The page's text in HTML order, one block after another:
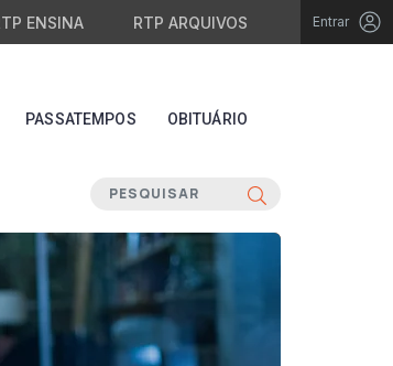
ENSINA RTP ARQUIVOS Entrar
PASSATEMPOS OBITUÁRIO